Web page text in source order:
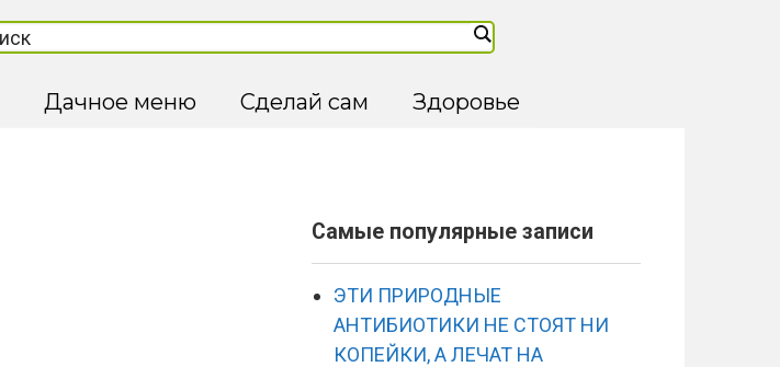
Дачное меню Сделай сам Здоровье
Самые популярные записи
ЭТИ ПРИРОДНЫЕ
АНТИБИОТИКИ НЕ СТОЯТ НИ
КОПЕЙКИ, А ЛЕЧАТ НА